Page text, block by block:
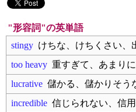
"形容詞"の英単語
stingy けちな、けちくさい、
too heavy 重すぎて、あまり
lucrative 儲かる、儲かりそう
incredible 信じられない、信